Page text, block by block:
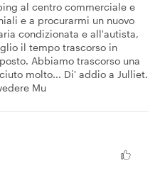
al centro commerciale e
e a procurarmi un nuovo
condizionata e all'autista,
il tempo trascorso in
Abbiamo trascorso una
molto... Di' addio a Julliet.
Mu